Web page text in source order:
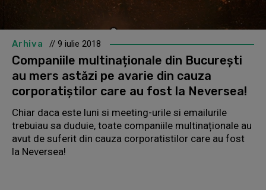
Arhiva // 9 iulie 2018
Companiile multinaționale din București
au mers astăzi pe avarie din cauza
corporatiștilor care au fost la Neversea!
Chiar daca este luni si meeting-urile si emailurile
trebuiau sa duduie, toate companiile multinaționale au
avut de suferit din cauza corporatistilor care au fost
la Neversea!